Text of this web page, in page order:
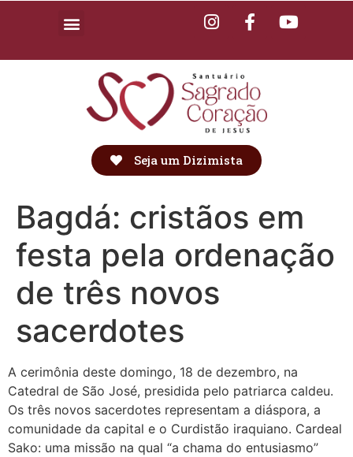
Seja um Dizimista
Bagdá: cristãos em
festa pela ordenação
de três novos
sacerdotes
A cerimônia deste domingo, 18 de dezembro, na
Catedral de São José, presidida pelo patriarca caldeu.
Os três novos sacerdotes representam a diáspora, a
comunidade da capital e o Curdistão iraquiano. Cardeal
Sako: uma missão na qual “a chama do entusiasmo”